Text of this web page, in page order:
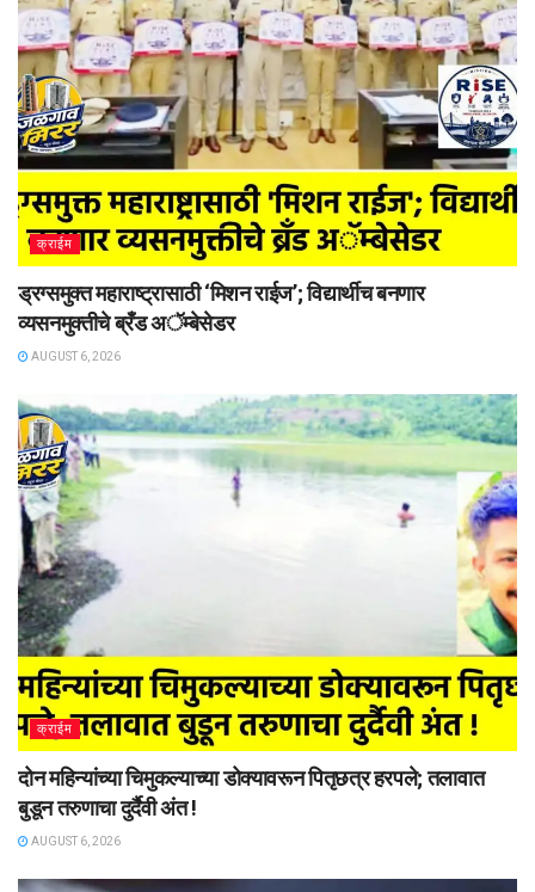
क्राईम
ड्रग्समुक्त महाराष्ट्रासाठी ‘मिशन राईज’; विद्यार्थीच बनणार
व्यसनमुक्तीचे ब्रँड अॅम्बेसेडर
AUGUST 6, 2026
क्राईम
दोन महिन्यांच्या चिमुकल्याच्या डोक्यावरून पितृछत्र हरपले; तलावात
बुडून तरुणाचा दुर्दैवी अंत !
AUGUST 6, 2026